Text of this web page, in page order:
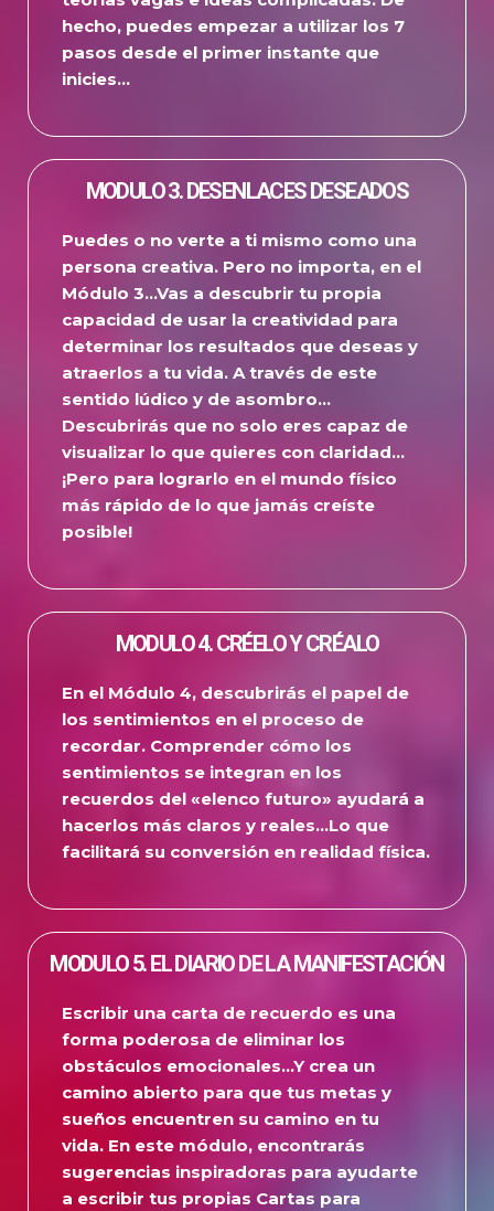
hecho, puedes empezar a utilizar los 7
pasos desde el primer instante que
inicies…
MODULO 3. DESENLACES DESEADOS
Puedes o no verte a ti mismo como una
persona creativa. Pero no importa, en el
Módulo 3…Vas a descubrir tu propia
capacidad de usar la creatividad para
determinar los resultados que deseas y
atraerlos a tu vida. A través de este
sentido lúdico y de asombro…
Descubrirás que no solo eres capaz de
visualizar lo que quieres con claridad…
¡Pero para lograrlo en el mundo físico
más rápido de lo que jamás creíste
posible!
MODULO 4. CRÉELO Y CRÉALO
En el Módulo 4, descubrirás el papel de
los sentimientos en el proceso de
recordar. Comprender cómo los
sentimientos se integran en los
recuerdos del «elenco futuro» ayudará a
hacerlos más claros y reales…Lo que
facilitará su conversión en realidad física.
MODULO 5. EL DIARIO DE LA MANIFESTACIÓN
Escribir una carta de recuerdo es una
forma poderosa de eliminar los
obstáculos emocionales…Y crea un
camino abierto para que tus metas y
sueños encuentren su camino en tu
vida. En este módulo, encontrarás
sugerencias inspiradoras para ayudarte
a escribir tus propias Cartas para